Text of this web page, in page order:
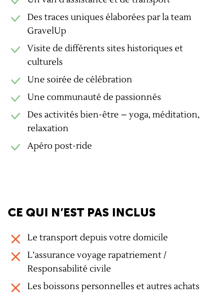
Des traces uniques élaborées par la team
GravelUp
Visite de différents sites historiques et
culturels
Une soirée de célébration
Une communauté de passionnés
Des activités bien-être – yoga, méditation,
relaxation
Apéro post-ride
CE QUI N’EST PAS INCLUS
Le transport depuis votre domicile
L’assurance voyage rapatriement /
Responsabilité civile
Les boissons personnelles et autres achats